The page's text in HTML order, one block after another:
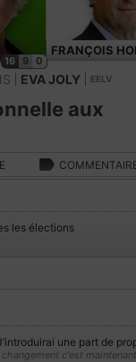
16 9 0
FRANÇOIS
EVA JOLY EELV
aux
les élections
une part de
changement c'est